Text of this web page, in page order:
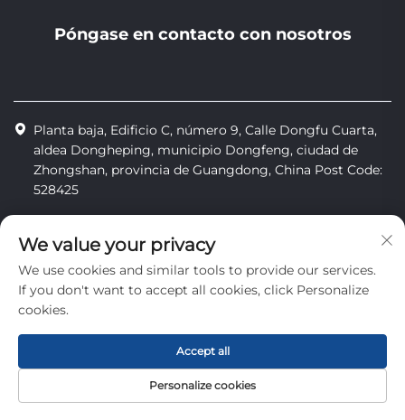
Póngase en contacto con nosotros
Planta baja, Edificio C, número 9, Calle Dongfu Cuarta,
aldea Dongheping, municipio Dongfeng, ciudad de
Zhongshan, provincia de Guangdong, China Post Code:
528425
[email protected]
Política de privacidad
We value your privacy
We use cookies and similar tools to provide our services.
If you don't want to accept all cookies, click Personalize
cookies.
Personalize cookies
Accept all